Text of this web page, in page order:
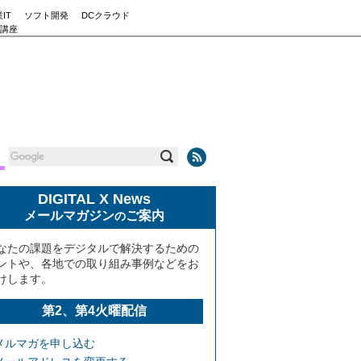
IT ソフト開発
DCクラウド
座
DIGITAL X News
メールマガジンのご案内
たの課題をデジタルで解決するための
トや、各地での取り組み事例などをお
します。
第2、第4火曜配信
ルマガを申し込む